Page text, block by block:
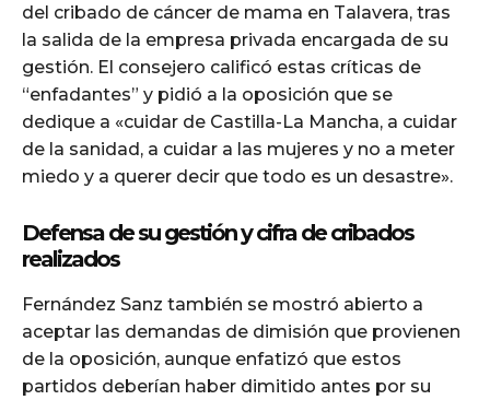
del cribado de cáncer de mama en Talavera, tras
la salida de la empresa privada encargada de su
gestión. El consejero calificó estas críticas de
“enfadantes” y pidió a la oposición que se
dedique a «cuidar de Castilla-La Mancha, a cuidar
de la sanidad, a cuidar a las mujeres y no a meter
miedo y a querer decir que todo es un desastre».
Defensa de su gestión y cifra de cribados
realizados
Fernández Sanz también se mostró abierto a
aceptar las demandas de dimisión que provienen
de la oposición, aunque enfatizó que estos
partidos deberían haber dimitido antes por su